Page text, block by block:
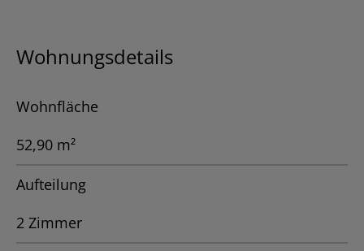
Wohnungsdetails
Wohnfläche
52,90 m²
Aufteilung
2 Zimmer